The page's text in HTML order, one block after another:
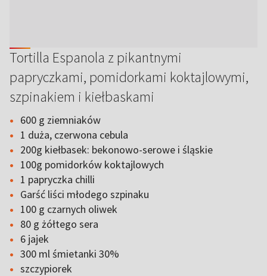
Tortilla Espanola z pikantnymi
papryczkami, pomidorkami koktajlowymi,
szpinakiem i kiełbaskami
600 g ziemniaków
1 duża, czerwona cebula
200g kiełbasek: bekonowo-serowe i śląskie
100g pomidorków koktajlowych
1 papryczka chilli
Garść liści młodego szpinaku
100 g czarnych oliwek
80 g żółtego sera
6 jajek
300 ml śmietanki 30%
szczypiorek